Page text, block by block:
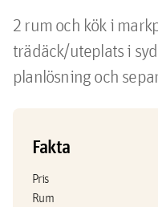
2 rum och kök i
trädäck/uteplats i
planlösning och
Fakta
Pris
Rum